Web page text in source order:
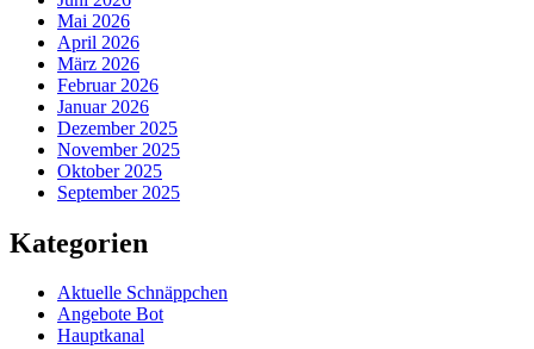
Mai 2026
April 2026
März 2026
Februar 2026
Januar 2026
Dezember 2025
November 2025
Oktober 2025
September 2025
Kategorien
Aktuelle Schnäppchen
Angebote Bot
Hauptkanal